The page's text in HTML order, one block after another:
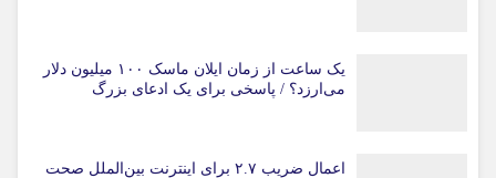
یک ساعت از زمان ایلان ماسک ۱۰۰ میلیون دلار
می‌ارزد؟ / پاسخی برای یک ادعای بزرگ
اعمال ضریب ۲.۷ برای اینترنت بین‌الملل صحت